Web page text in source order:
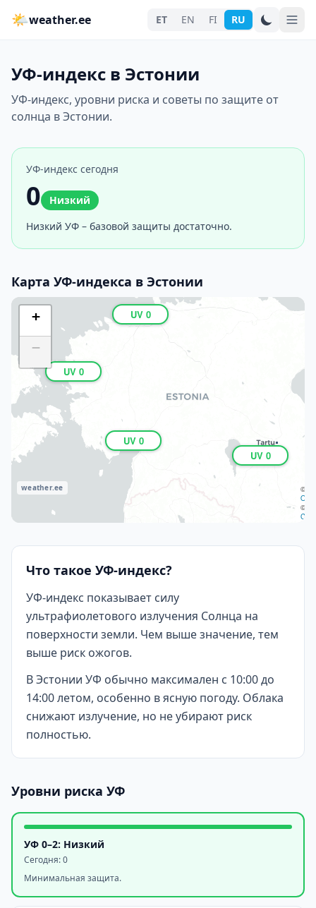
🌤weather.ee ET EN FI RU
УФ-индекс в Эстонии
УФ-индекс, уровни риска и советы по защите от
солнца в Эстонии.
УФ-индекс сегодня
0
Низкий
Низкий УФ – базовой защиты достаточно.
Карта УФ-индекса в Эстонии
UV 0
UV 0
UV 0
UV 0
+
−
©
OSM
©
weather.ee
Что такое УФ-индекс?
УФ-индекс показывает силу
ультрафиолетового излучения Солнца на
поверхности земли. Чем выше значение, тем
выше риск ожогов.
В Эстонии УФ обычно максимален с 10:00 до
14:00 летом, особенно в ясную погоду. Облака
снижают излучение, но не убирают риск
полностью.
Уровни риска УФ
УФ 0–2: Низкий
Сегодня:0
Минимальная защита.